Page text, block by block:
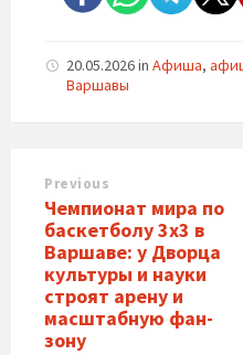
20.05.2026in Афиша,
Варшавы
Previous
Чемпионат мира по
баскетболу 3х3 в
Варшаве: у Дворца
культуры и науки
строят арену и
масштабную фан-
зону